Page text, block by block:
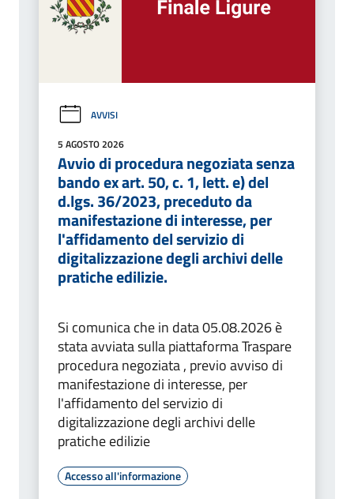
AVVISI
5 AGOSTO 2026
Avvio di procedura negoziata senza
bando ex art. 50, c. 1, lett. e) del
d.lgs. 36/2023, preceduto da
manifestazione di interesse, per
l'affidamento del servizio di
digitalizzazione degli archivi delle
pratiche edilizie.
Si comunica che in data 05.08.2026 è
stata avviata sulla piattaforma Traspare
procedura negoziata , previo avviso di
manifestazione di interesse, per
l'affidamento del servizio di
digitalizzazione degli archivi delle
pratiche edilizie
Accesso all'informazione